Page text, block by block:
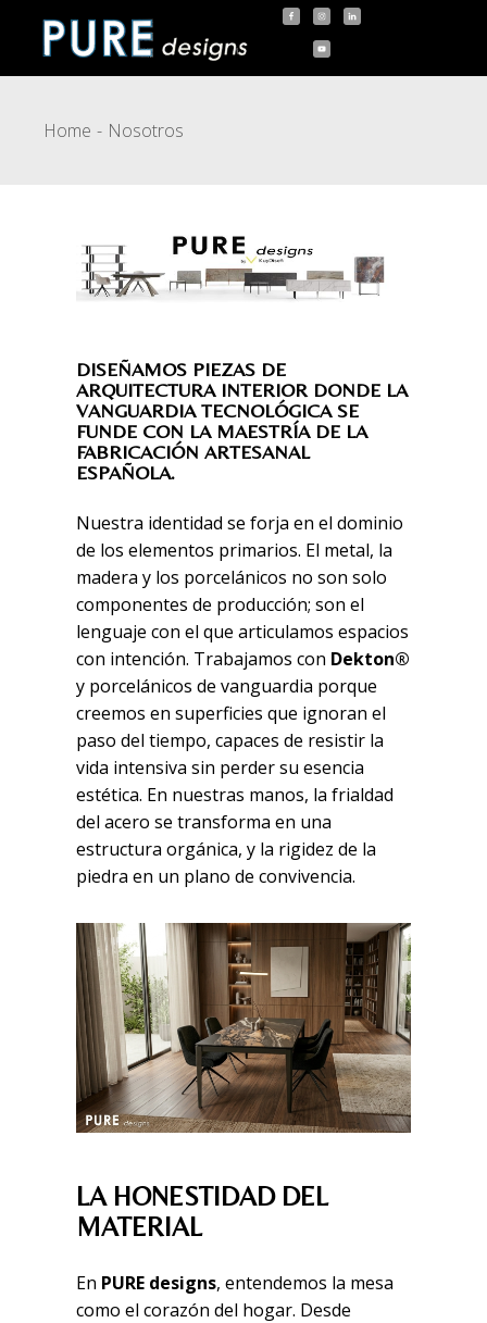
Home Nosotros
DISEÑAMOS PIEZAS DE
ARQUITECTURA INTERIOR DONDE LA
VANGUARDIA TECNOLÓGICA SE
FUNDE CON LA MAESTRÍA DE LA
FABRICACIÓN ARTESANAL
ESPAÑOLA.
Nuestra identidad se forja en el dominio
de los elementos primarios. El metal, la
madera y los porcelánicos no son solo
componentes de producción; son el
lenguaje con el que articulamos espacios
con intención. Trabajamos con Dekton®
y porcelánicos de vanguardia porque
creemos en superficies que ignoran el
paso del tiempo, capaces de resistir la
vida intensiva sin perder su esencia
estética. En nuestras manos, la frialdad
del acero se transforma en una
estructura orgánica, y la rigidez de la
piedra en un plano de convivencia.
LA HONESTIDAD DEL
MATERIAL
En PURE designs, entendemos la mesa
como el corazón del hogar. Desde